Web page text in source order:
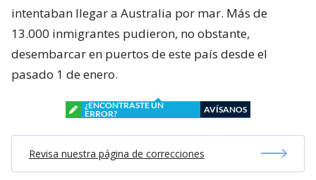
intentaban llegar a Australia por mar. Más de
13.000 inmigrantes pudieron, no obstante,
desembarcar en puertos de este país desde el
pasado 1 de enero.
¿ENCONTRASTE UN
ERROR?
AVÍSANOS
Revisa nuestra página de correcciones